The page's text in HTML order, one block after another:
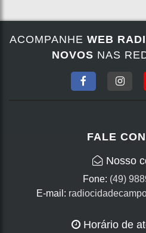
ACOMPANHE WEB
NOVOS NAS
FALE
Nosso
Fone: (49)
E-mail:
Horário de